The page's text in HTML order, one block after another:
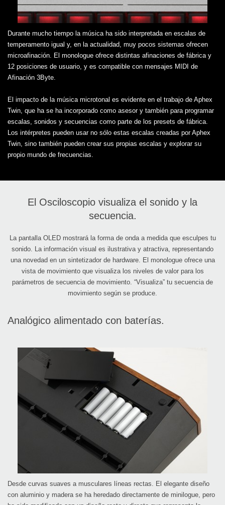
Durante mucho tiempo la música ha sido interpretada en escalas de
temperamento igual y, en la actualidad, muy pocos sistemas ofrecen
microafinación. El monologue ofrece distintas afinaciones de fábrica y
12 posiciones de usuario, y es compatible con mensajes MIDI de
Afinación 3Byte.
El impacto de la música microtonal es evidente en el trabajo de Aphex
Twin, que ha se ha incorporado como asesor y también para programar
escalas, sonidos y secuencias como parte de los presets de fábrica.
Los intérpretes pueden usar no sólo estas escalas creadas por Aphex
Twin, sino también pueden crear sus propias escalas y explorar su
propio mundo de frecuencias.
El Osciloscopio visualiza el sonido y la
secuencia.
La pantalla OLED mostrará la forma de onda a medida que esculpes tu
sonido. La información visual es ilustrativa y atractiva, representando
una novedad en un sintetizador de hardware. El monologue ofrece una
vista de movimiento que visualiza los niveles de valor para los
parámetros de secuencia de movimiento. “Visualiza” tu secuencia de
movimiento según se produce.
Analógico alimentado con baterías.
Desde curvas suaves a musculares líneas rectas. El elegante diseño
con aluminio y madera se ha heredado directamente de minilogue, pero